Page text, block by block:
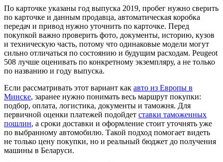
По карточке указаны год выпуска 2019, пробег нужно сверить
по карточке и данным продавца, автоматическая коробка
передач и привод нужно уточнить по карточке. Перед
покупкой важно проверить фото, документы, историю, кузов
и техническую часть, потому что одинаковые модели могут
сильно отличаться по состоянию и будущим расходам. Peugeot
508 лучше оценивать по конкретному экземпляру, а не только
по названию и году выпуска.
Если рассматривать этот вариант как авто из Европы в
Минске, заранее нужно понимать весь маршрут покупки:
подбор, оплата, логистика, документы и таможня. Для
первичной оценки платежей подойдет ставки таможенных
пошлин, а сроки доставки и оформление стоит уточнять уже
по выбранному автомобилю. Такой подход помогает видеть
не только цену покупки, но и реальный бюджет до получения
машины в Беларуси.